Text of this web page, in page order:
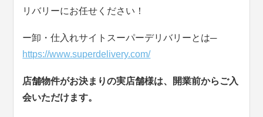
リバリーにお任せください！
ー卸・仕入れサイトスーパーデリバリーとは─
https://www.superdelivery.com/
店舗物件がお決まりの実店舗様は、開業前からご入
会いただけます。